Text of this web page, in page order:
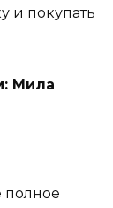
и покупать
Мила
полное